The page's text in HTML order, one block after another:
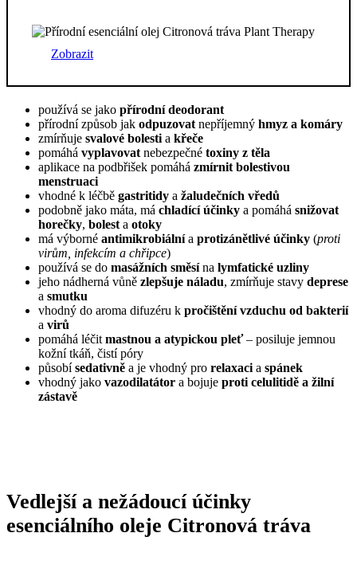
Zobrazit
používá se jako přírodní deodorant
přírodní způsob jak odpuzovat nepříjemný hmyz a komáry
zmírňuje svalové bolesti a křeče
pomáhá vyplavovat nebezpečné toxiny z těla
aplikace na podbřišek pomáhá zmírnit bolestivou
menstruaci
vhodné k léčbě gastritidy a žaludečních vředů
podobně jako máta, má chladící účinky a pomáhá snižovat
horečky, bolest a otoky
má výborné antimikrobiálnía protizánětlivé účinky (proti
virům, infekcím a chřipce)
používá se do masážních směsína lymfatické uzliny
jeho nádherná vůně zlepšuje náladu, zmírňuje stavy deprese
a smutku
vhodný do aroma difuzéru k pročištění vzduchu od bakterií
a virů
pomáhá léčit mastnou a atypickou pleť– posiluje jemnou
kožní tkáň, čistí póry
působísedativně a je vhodný pro relaxaci a spánek
vhodný jako vazodilatátor a bojuje proti celulitidě a žilní
zástavě
Vedlejší a nežádoucí účinky
esenciálního oleje Citronová tráva